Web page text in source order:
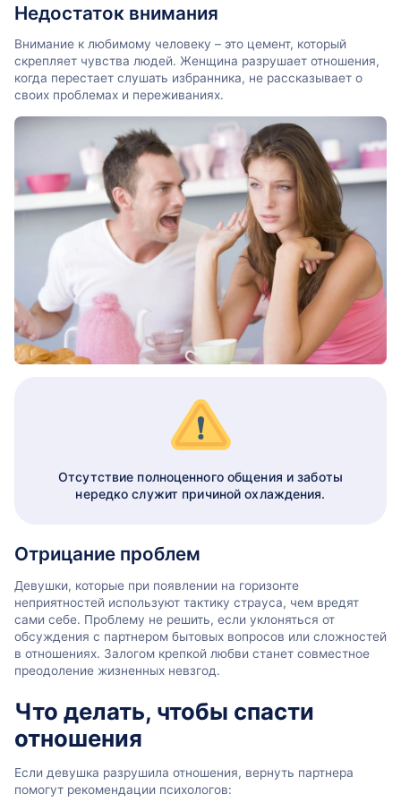
Недостаток внимания
Внимание к любимому человеку – это цемент, который
скрепляет чувства людей. Женщина разрушает отношения,
когда перестает слушать избранника, не рассказывает о
своих проблемах и переживаниях.
Отсутствие полноценного общения и заботы
нередко служит причиной охлаждения.
Отрицание проблем
Девушки, которые при появлении на горизонте
неприятностей используют тактику страуса, чем вредят
сами себе. Проблему не решить, если уклоняться от
обсуждения с партнером бытовых вопросов или сложностей
в отношениях. Залогом крепкой любви станет совместное
преодоление жизненных невзгод.
Что делать, чтобы спасти
отношения
Если девушка разрушила отношения, вернуть партнера
помогут рекомендации психологов: